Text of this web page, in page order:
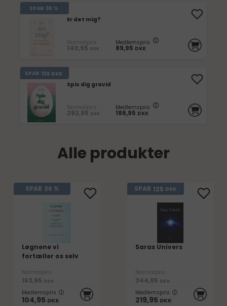
SPAR 36 %
Er det mig?
Normalpris
140,95 DKK
Medlemspris
89,95 DKK
SPAR 106 DKK
Spis dig gravid
Normalpris
292,95 DKK
Medlemspris
186,95 DKK
Alle produkter
SPAR 36 %
Løgnene vi
fortæller os selv
Normalpris
163,95 DKK
Medlemspris
104,95 DKK
SPAR 125 DKK
Saras Univers
Normalpris
344,95 DKK
Medlemspris
219,95 DKK